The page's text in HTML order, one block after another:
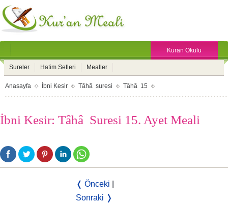
Kuran Okulu
Sureler Hatim Setleri Mealler
Anasayfa İbni Kesir Tâhâ suresi Tâhâ 15
İbni Kesir: Tâhâ Suresi 15. Ayet Meali
❬ Önceki
Sonraki ❭